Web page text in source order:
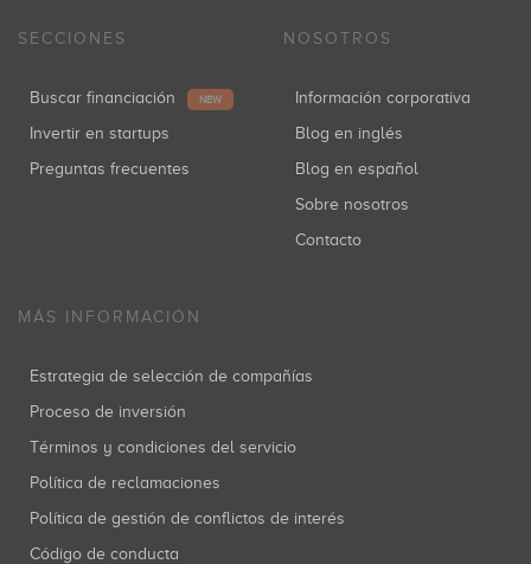
SECCIONES
Buscar financiación NEW
Invertir en startups
Preguntas frecuentes
NOSOTROS
Información corporativa
Blog en inglés
Blog en español
Sobre nosotros
Contacto
MÁS INFORMACIÓN
Estrategia de selección de compañías
Proceso de inversión
Términos y condiciones del servicio
Política de reclamaciones
Política de gestión de conflictos de interés
Código de conducta